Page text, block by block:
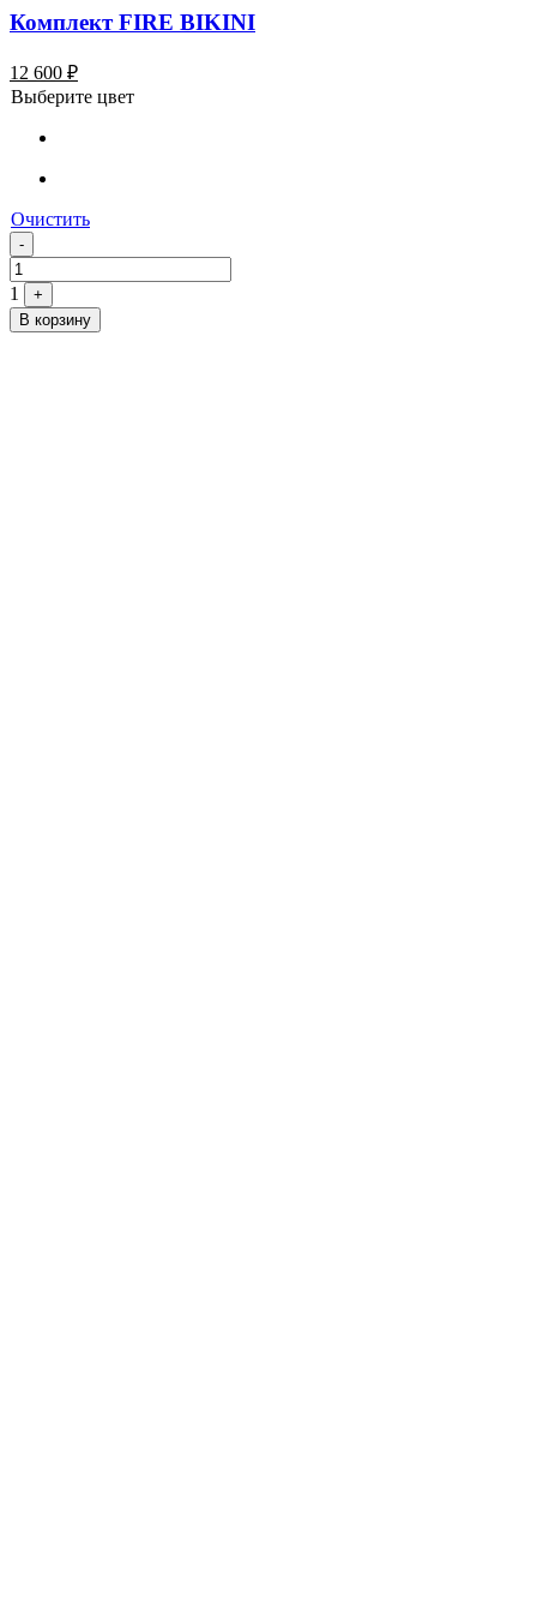
Комплект FIRE BIKINI
12 600 ₽
Выберите цвет
Очистить
Quantity
-
1
+
В корзину